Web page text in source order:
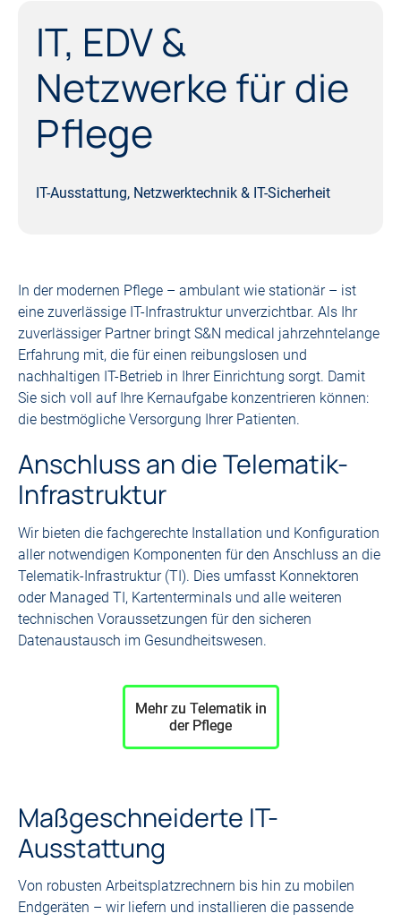
IT, EDV &
Netzwerke für die
Pflege
IT-Ausstattung, Netzwerktechnik & IT-Sicherheit
In der modernen Pflege – ambulant wie stationär – ist
eine zuverlässige IT-Infrastruktur unverzichtbar. Als Ihr
zuverlässiger Partner bringt S&N medical jahrzehntelange
Erfahrung mit, die für einen reibungslosen und
nachhaltigen IT-Betrieb in Ihrer Einrichtung sorgt. Damit
Sie sich voll auf Ihre Kernaufgabe konzentrieren können:
die bestmögliche Versorgung Ihrer Patienten.
Anschluss an die Telematik-
Infrastruktur
Wir bieten die fachgerechte Installation und Konfiguration
aller notwendigen Komponenten für den Anschluss an die
Telematik-Infrastruktur (TI). Dies umfasst Konnektoren
oder Managed TI, Kartenterminals und alle weiteren
technischen Voraussetzungen für den sicheren
Datenaustausch im Gesundheitswesen.
Mehr zu Telematik in
der Pflege
Maßgeschneiderte IT-
Ausstattung
Von robusten Arbeitsplatzrechnern bis hin zu mobilen
Endgeräten – wir liefern und installieren die passende